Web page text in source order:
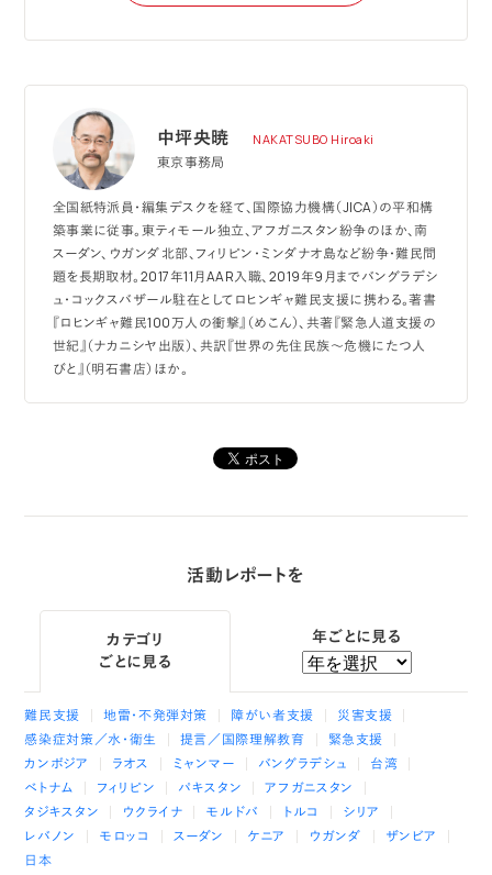
中坪央暁 NAKATSUBO Hiroaki
東京事務局
全国紙特派員・編集デスクを経て、国際協力機構（JICA）の平和構
築事業に従事。東ティモール独立、アフガニスタン紛争のほか、南
スーダン、ウガンダ北部、フィリピン・ミンダナオ島など紛争・難民問
題を長期取材。2017年11月AAR入職、2019年9月までバングラデシ
ュ・コックスバザール駐在としてロヒンギャ難民支援に携わる。著書
『ロヒンギャ難民100万人の衝撃』（めこん）、共著『緊急人道支援の
世紀』（ナカニシヤ出版）、共訳『世界の先住民族～危機にたつ人
びと』（明石書店）ほか。
活動レポートを
カテゴリ
ごとに見る
難民支援 地雷・不発弾対策 障がい者支援
災害支援
感染症対策／水・衛生
提言／国際理解教育
緊急支援
カンボジア
ラオス ミャンマー バングラデシュ
台湾
ベトナム
フィリピン パキスタン
アフガニスタン
タジキスタン
ウクライナ モルドバ トルコ
シリア
レバノン
モロッコ スーダン ケニア ウガンダ
ザンビア
日本
年ごとに見る